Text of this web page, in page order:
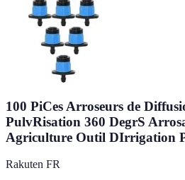
100 PiCes Arroseurs de
PulvRisation 360 DegrS
Agriculture Outil DIrrigation
Rakuten FR